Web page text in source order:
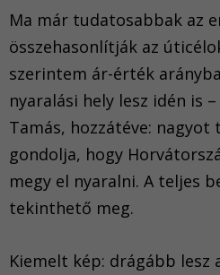
Ma már tudatosabbak az
összehasonlítják az
szerintem ár-érték
nyaralási hely lesz idén is
Tamás, hozzátéve: nagyot
gondolja, hogy
megy el nyaralni. A teljes
tekinthető meg.
Kiemelt kép: drágább lesz